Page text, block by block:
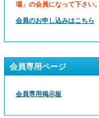
場」の会員になって下さい。
会員のお申し込みはこちら
会員専用ページ
会員専用掲示板